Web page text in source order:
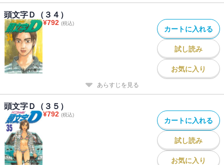
頭文字Ｄ（３４）
¥792 (税込)
カートに入れる
試し読み
お気に入り
あらすじを見る
頭文字Ｄ（３５）
¥792 (税込)
カートに入れる
試し読み
お気に入り